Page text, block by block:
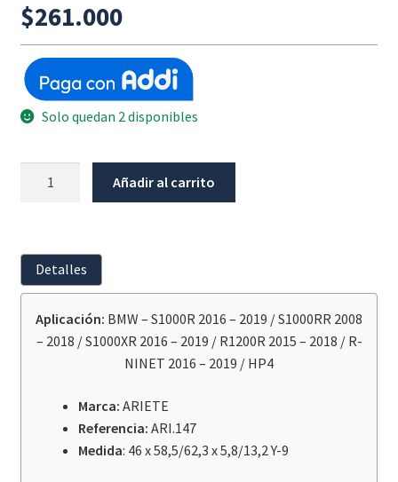
$261.000
Solo quedan 2 disponibles
S1000R
16
Añadir al carrito
Detalles
Aplicación: BMW – S1000R 2016 – 2019 / S1000RR 2008
– 2018 / S1000XR 2016 – 2019 / R1200R 2015 – 2018 / R-
NINET 2016 – 2019 / HP4
Marca: ARIETE
Referencia: ARI.147
Medida: 46 x 58,5/62,3 x 5,8/13,2 Y-9